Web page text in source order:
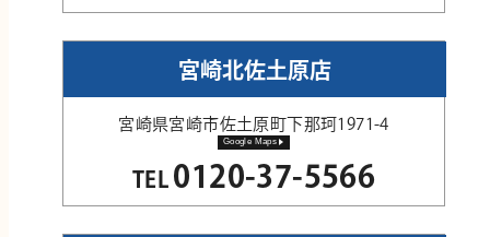
宮崎北佐土原店
宮崎県宮崎市佐土原町下那珂1971-4
Google Maps
TEL 0120-37-5566